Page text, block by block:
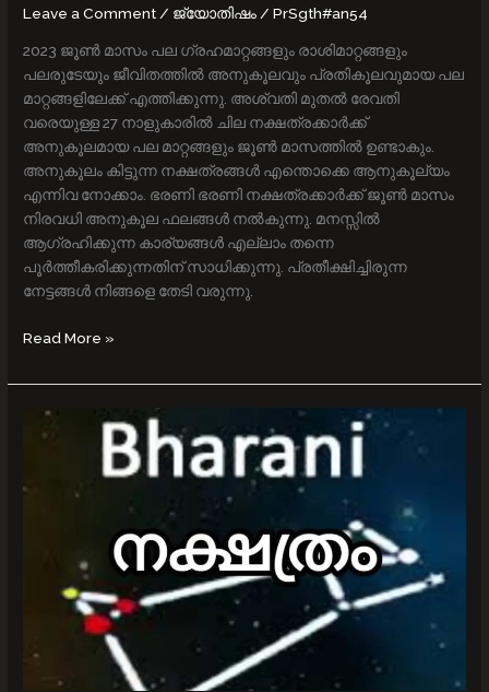
Leave a Comment / ജ്യോതിഷം /PrSgth#an54
2023 ജൂൺ മാസം പല ഗ്രഹമാറ്റങ്ങളും രാശിമാറ്റങ്ങളും
പലരുടേയും ജീവിതത്തില്‍ അനുകൂലവും പ്രതികൂലവുമായ പല
മാറ്റങ്ങളിലേക്ക് എത്തിക്കുന്നു. അശ്വതി മുതല്‍ രേവതി
വരെയുള്ള 27 നാളുകാരില്‍ ചില നക്ഷത്രക്കാര്‍ക്ക്
അനുകൂലമായ പല മാറ്റങ്ങളും ജൂൺ മാസത്തിൽ ഉണ്ടാകും.
അനുകൂലം കിട്ടുന്ന നക്ഷത്രങ്ങൾ എന്തൊക്കെ ആനുകൂല്യം
എന്നിവ നോക്കാം. ഭരണി ഭരണി നക്ഷത്രക്കാര്‍ക്ക് ജൂണ്‍ മാസം
നിരവധി അനുകൂല ഫലങ്ങള്‍ നല്‍കുന്നു. മനസ്സില്‍
ആഗ്രഹിക്കുന്ന കാര്യങ്ങള്‍ എല്ലാം തന്നെ
പൂര്‍ത്തീകരിക്കുന്നതിന് സാധിക്കുന്നു. പ്രതീക്ഷിച്ചിരുന്ന
നേട്ടങ്ങള്‍ നിങ്ങളെ തേടി വരുന്നു.
Read More »
ഭരണി
നക്ഷത്രം